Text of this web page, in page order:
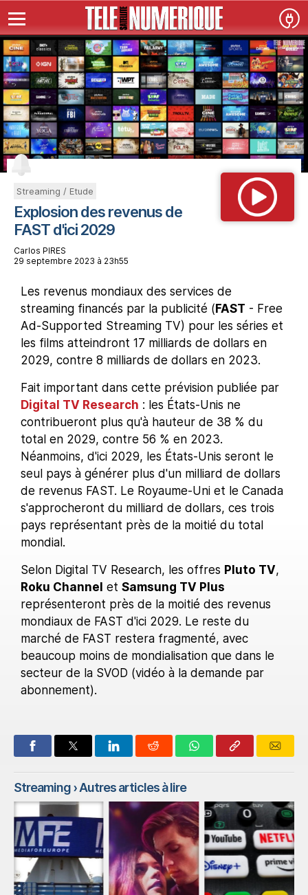
Streaming / Etude
Explosion des revenus de
FAST d'ici 2029
Carlos PIRES
29 septembre 2023 à 23h55
Les revenus mondiaux des services de
streaming financés par la publicité (FAST - Free
Ad-Supported Streaming TV) pour les séries et
les films atteindront 17 milliards de dollars en
2029, contre 8 milliards de dollars en 2023.
Fait important dans cette prévision publiée par
Digital TV Research : les États-Unis ne
contribueront plus qu'à hauteur de 38 % du
total en 2029, contre 56 % en 2023.
Néanmoins, d'ici 2029, les États-Unis seront le
seul pays à générer plus d'un milliard de dollars
de revenus FAST. Le Royaume-Uni et le Canada
s'approcheront du milliard de dollars, ces trois
pays représentant près de la moitié du total
mondial.
Selon Digital TV Research, les offres Pluto TV,
Roku Channel et Samsung TV Plus
représenteront près de la moitié des revenus
mondiaux de FAST d'ici 2029. Le reste du
marché de FAST restera fragmenté, avec
beaucoup moins de mondialisation que dans le
secteur de la SVOD (vidéo à la demande par
abonnement).
Streaming› Autres articles à lire